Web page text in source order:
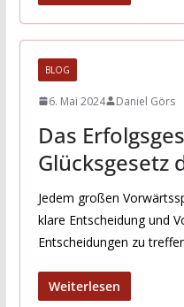
BLOG
6. Mai 2024 Daniel Görs
Das
Glücksgesetz
Jedem großen
klare Entscheidung und
Entscheidungen zu
Weiterlesen